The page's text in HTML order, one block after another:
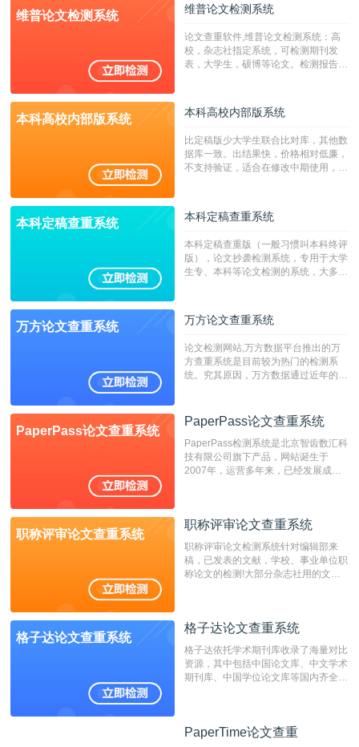
广，数据来源真实，检测算法合理!本
字符数30万）
维普论文检测系统 维普论文检测系统
论文查重软件,维普论文检测系统：高
校，杂志社指定系统，可检测期刊发
表，大学生，硕博等论文。检测报告支
本科高校内部版系统 本科高校内部版系统
比定稿版少大学生联合比对库，其他数
据库一致。出结果快，价格相对低廉，
不支持验证，适合在修改中期使用，定
本科定稿查重系统 本科定稿查重系统
本科定稿查重版（一般习惯叫本科终评
版），论文抄袭检测系统，专用于大学
生专、本科等论文检测的系统，大多数
万方论文查重系统 万方论文查重系统
论文检测网站,万方数据平台推出的万
方查重系统是目前较为热门的检测系
统。究其原因，万方数据通过近年的发
检测系统，其真实性和权威性无可厚
非。其次，相对于知网而言，万方检测
费用少，上手容易，是学生初次论文查
重的推荐系统。
PaperPass论文查重系统
PaperPass论文查重系统
PaperPass检测系统是北京智齿数汇科
技有限公司旗下产品，网站诞生于
2007年，运营多年来，已经发展成为
检测速度快、精度高，市场反映良好。
职称评审论文查重系统
职称评审论文查重系统
职称评审论文检测系统针对编辑部来
稿，已发表的文献，学校、事业单位职
称论文的检测!大部分杂志社用的文献
编辑部检测来稿和已发表的文献,检测
测时注意填写第一作者,才能排除已发
表文献复制比。（限制字符数1万）
格子达论文查重系统
格子达论文查重系统
格子达依托学术期刊库收录了海量对比
资源，其中包括中国论文库、中文学术
期刊库、中国学位论文库等国内齐全的
系统，可检测中文、英文两种语言的论
PaperTime论文查重